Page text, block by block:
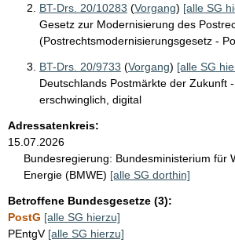
BT-Drs. 20/10283 (Vorgang) [alle SG
Gesetz zur Modernisierung des
(Postrechtsmodernisierungsgesetz -
BT-Drs. 20/9733 (Vorgang) [alle SG
Deutschlands Postmärkte der Zukunft -
erschwinglich, digital
Adressatenkreis:
15.07.2026
Bundesregierung: Bundesministerium für
Energie (BMWE) [alle SG dorthin]
Betroffene Bundesgesetze (3):
PostG [alle SG hierzu]
PEntgV [alle SG hierzu]